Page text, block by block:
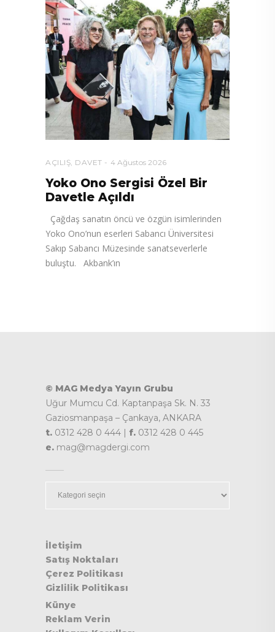
AÇILIŞ DAVET 4 Ağustos 2026
Yoko Ono Sergisi Özel Bir
Davetle Açıldı
Çağdaş sanatın öncü ve özgün isimlerinden
Yoko Ono’nun eserleri Sabancı Üniversitesi
Sakıp Sabancı Müzesinde sanatseverlerle
buluştu. Akbank’ın
© MAG Medya Yayın Grubu
Uğur Mumcu Cd. Kaptanpaşa Sk. N. 33
Gaziosmanpaşa – Çankaya, ANKARA
t. 0312 428 0 444 | f. 0312 428 0 445
e. mag@magdergi.com
İletişim
Satış Noktaları
Çerez Politikası
Gizlilik Politikası
Künye
Reklam Verin